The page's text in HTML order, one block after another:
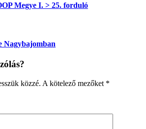
Megye I. > 25. forduló
Nagybajomban
közzé. A kötelező mezőket *